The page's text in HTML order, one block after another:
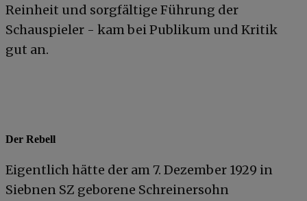
Reinheit und sorgfältige Führung der
Schauspieler - kam bei Publikum und Kritik
gut an.
Der Rebell
Eigentlich hätte der am 7. Dezember 1929 in
Siebnen SZ geborene Schreinersohn